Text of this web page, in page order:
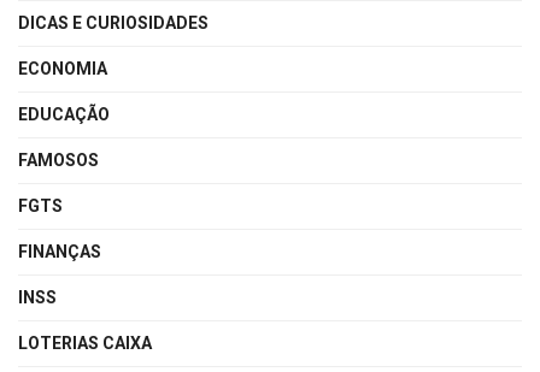
DICAS E CURIOSIDADES
ECONOMIA
EDUCAÇÃO
FAMOSOS
FGTS
FINANÇAS
INSS
LOTERIAS CAIXA